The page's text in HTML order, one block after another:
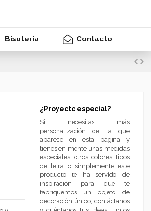
Bisutería Contacto
¿Proyecto especial?
Si necesitas más
personalización de la que
aparece en esta página y
tienes en mente unas medidas
especiales, otros colores, tipos
de letra o simplemente este
producto te ha servido de
inspiración para que te
fabriquemos un objeto de
decoración único, contáctanos